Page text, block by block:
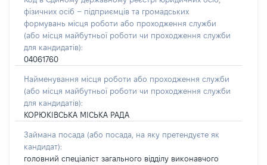
фізичних осіб – підприємців та громадських
формувань місця роботи або проходження служби
(або місця майбутньої роботи чи проходження служби
для кандидатів):
04061760
Найменування місця роботи або проходження служби
(або місця майбутньої роботи чи проходження служби
для кандидатів):
КОРЮКІВСЬКА МІСЬКА РАДА
Займана посада (або посада, на яку претендуєте як
кандидат):
головний спеціаліст загального відділу виконавчого